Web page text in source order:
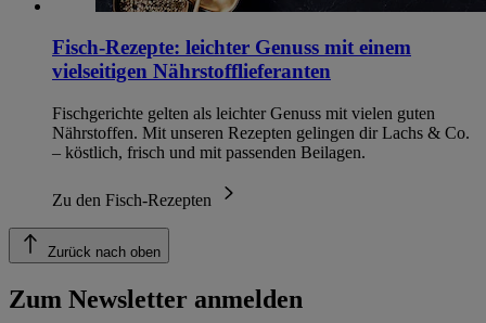
Fisch-Rezepte: leichter Genuss mit einem
vielseitigen Nährstofflieferanten
Fischgerichte gelten als leichter Genuss mit vielen guten
Nährstoffen. Mit unseren Rezepten gelingen dir Lachs & Co.
– köstlich, frisch und mit passenden Beilagen.
Zu den Fisch-Rezepten
Zurück nach oben
Zum Newsletter anmelden